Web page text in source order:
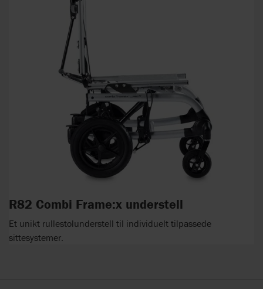
R82 Combi Frame:x understell
Et unikt rullestolunderstell til individuelt tilpassede
sittesystemer.